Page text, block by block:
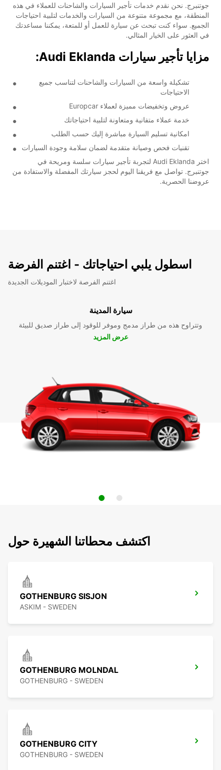
جوتنبرج. نحن نقدم خدمات تأجير السيارات والشاحنات للعملاء في هذه
المنطقة، مع مجموعة متنوعة من السيارات والخدمات لتلبية احتياجات
الجميع. سواء كنت تبحث عن سيارة للعمل أو للمتعة، يمكننا مساعدتك
في العثور على الخيار المثالي.
مزايا تأجير سيارات Audi Eklanda:
تشكيلة واسعة من السيارات والشاحنات لتناسب جميع
الاحتياجات
عروض وتخفيضات مميزة لعملاء Europcar
خدمة عملاء متفانية ومتعاونة لتلبية احتياجاتك
امكانية تسليم السيارة مباشرة إليك حسب الطلب
تقنيات فحص وصيانة متقدمة لضمان سلامة وجودة السيارات
اختر Audi Eklanda لتجربة تأجير سيارات سلسة ومريحة في
جوتنبرج. تواصل مع فريقنا اليوم لحجز سيارتك المفضلة والاستفادة من
عروضنا الحصرية.
اسطول يلبي احتياجاتك - اغتنم الفرضة
اغتنم الفرصة لاختبار الموديلات الجديدة
سيارة المدينة
وتتراوح هذه من طراز مدمج وموفر للوقود إلى طراز صديق للبيئة
عرض المزيد
اكتشف محطاتنا الشهيرة حول
GOTHENBURG SISJON
ASKIM - SWEDEN
GOTHENBURG MOLNDAL
GOTHENBURG - SWEDEN
GOTHENBURG CITY
GOTHENBURG - SWEDEN